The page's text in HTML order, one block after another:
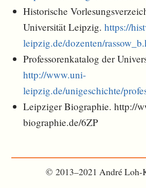
Historische
Universität Leipzig.https://
leipzig.de/dozenten/
Professorenkatalog der
http://www.uni-
leipzig.de/unigeschichte/
Leipziger Biographie. http://
biographie.de/6ZP
© 2013–2021 André Loh-